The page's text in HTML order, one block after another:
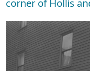
corner of Hollis